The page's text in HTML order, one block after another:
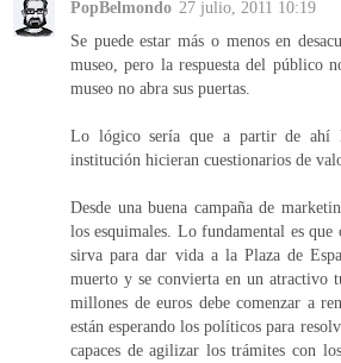
PopBelmondo 27 julio, 2011 10:19
Se puede estar más o menos en
museo, pero la respuesta del público
museo no abra sus puertas.
Lo lógico sería que a partir de ahí
institución hicieran cuestionarios de
Desde una buena campaña de
los esquimales. Lo fundamental es que
sirva para dar vida a la Plaza de
muerto y se convierta en un atractivo
millones de euros debe comenzar a
están esperando los políticos para
capaces de agilizar los trámites con